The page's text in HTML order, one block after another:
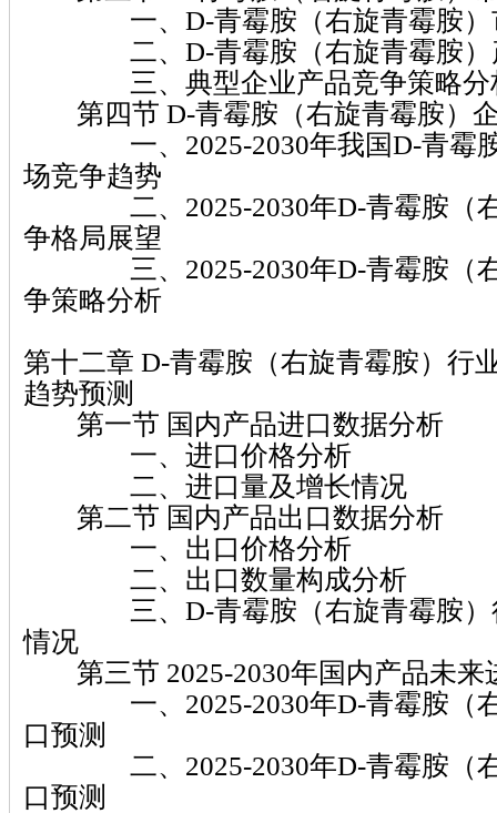
一、D-青霉胺（右旋青霉胺）
二、D-青霉胺（右旋青霉胺）
三、典型企业产品竞争策略分
第四节 D-青霉胺（右旋青霉胺）
一、2025-2030年我国D-青霉胺
场竞争趋势
二、2025-2030年D-青霉胺（右
争格局展望
三、2025-2030年D-青霉胺（右
争策略分析
第十二章 D-青霉胺（右旋青霉胺）行
趋势预测
第一节 国内产品进口数据分析
一、进口价格分析
二、进口量及增长情况
第二节 国内产品出口数据分析
一、出口价格分析
二、出口数量构成分析
三、D-青霉胺（右旋青霉胺）
情况
第三节 2025-2030年国内产品未来
一、2025-2030年D-青霉胺（右
口预测
二、2025-2030年D-青霉胺（右
口预测